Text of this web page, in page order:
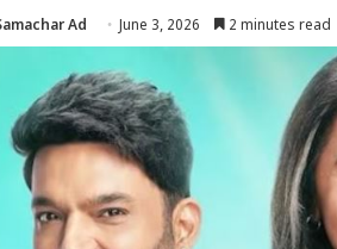
Ad June 3, 2026 2 minutes read